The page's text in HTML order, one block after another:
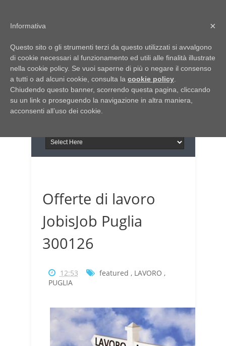
Italia Notizie
Giornale di Basilicata
Giornale di Puglia
INFORMAPUGLIA
Il portale n.1 del lavoro
in Puglia
Offerte di lavoro
JobisJob Puglia
300126
12:53 featured , LAVORO ,
PUGLIA
×
Informativa
Questo sito o gli strumenti terzi da questo utilizzati si avvalgono
di cookie necessari al funzionamento ed utili alle finalità illustrate
nella cookie policy. Se vuoi saperne di più o negare il consenso
a tutti o ad alcuni cookie, consulta la cookie policy
Chiudendo questo banner, scorrendo questa pagina, cliccando
su un link o proseguendo la navigazione in altra maniera,
acconsenti all’uso dei cookie.